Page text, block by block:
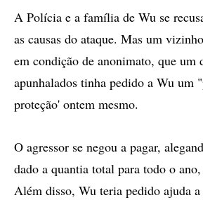
A Polícia e a família de Wu se
as causas do ataque. Mas um
em condição de anonimato, que um
apunhalados tinha pedido a Wu um
proteção' ontem mesmo.
O agressor se negou a pagar,
dado a quantia total para todo o
Além disso, Wu teria pedido ajuda